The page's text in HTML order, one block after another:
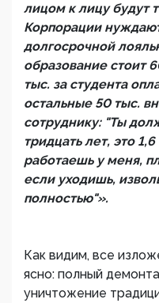
лицом к лицу будут
Корпорации
долгосрочной
образование стоит
тыс. за студента
остальные 50 тыс.
сотруднику: "Ты
тридцать лет, это
работаешь у меня,
если уходишь,
полностью"».
Как видим, все
ясно: полный
уничтожение